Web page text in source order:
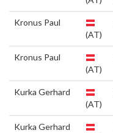
Kronus Paul
(AT)
Kronus Paul
(AT)
Kurka Gerhard
(AT)
Kurka Gerhard